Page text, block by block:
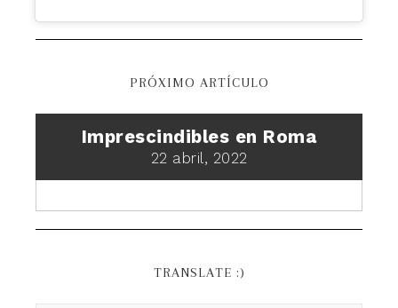
PRÓXIMO ARTÍCULO
Imprescindibles en Roma
22 abril, 2022
TRANSLATE :)